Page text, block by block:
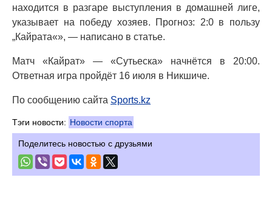
находится в разгаре выступления в домашней лиге,
указывает на победу хозяев. Прогноз: 2:0 в пользу
„Кайрата«», — написано в статье.
Матч «Кайрат» — «Сутьеска» начнётся в 20:00.
Ответная игра пройдёт 16 июля в Никшиче.
По сообщению сайта Sports.kz
Тэги новости: Новости спорта
Поделитесь новостью с друзьями